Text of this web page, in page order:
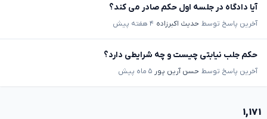
آیا دادگاه در جلسه اول حکم صادر می کند؟
آخرین پاسخ توسط حدیث اکبرزاده ۴ هفته پیش
حکم جلب نیابتی چیست و چه شرایطی دارد؟
آخرین پاسخ توسط حسن آرین پور ۵ ماه پیش
۱,۱۷۱